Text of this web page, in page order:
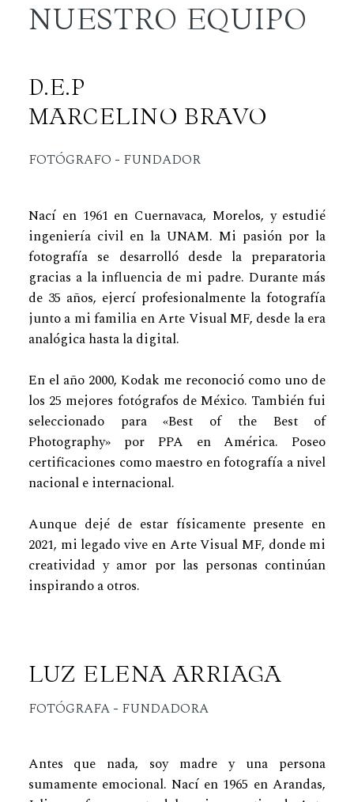
NUESTRO EQUIPO
D.E.P
MARCELINO BRAVO
FOTÓGRAFO - FUNDADOR
Nací en 1961 en Cuernavaca, Morelos, y estudié
ingeniería civil en la UNAM. Mi pasión por la
fotografía se desarrolló desde la preparatoria
gracias a la influencia de mi padre. Durante más
de 35 años, ejercí profesionalmente la fotografía
junto a mi familia en Arte Visual MF, desde la era
analógica hasta la digital.
En el año 2000, Kodak me reconoció como uno de
los 25 mejores fotógrafos de México. También fui
seleccionado para «Best of the Best of
Photography» por PPA en América. Poseo
certificaciones como maestro en fotografía a nivel
nacional e internacional.
Aunque dejé de estar físicamente presente en
2021, mi legado vive en Arte Visual MF, donde mi
creatividad y amor por las personas continúan
inspirando a otros.
LUZ ELENA ARRIAGA
FOTÓGRAFA - FUNDADORA
Antes que nada, soy madre y una persona
sumamente emocional. Nací en 1965 en Arandas,